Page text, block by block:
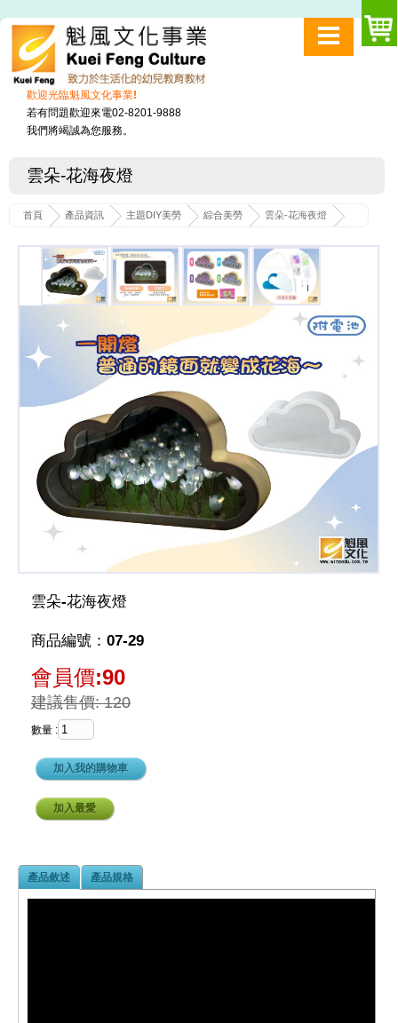
歡迎光臨魁風文化事業!
若有問題歡迎來電02-8201-9888
我們將竭誠為您服務。
雲朵-花海夜燈
首頁 產品資訊 主題DIY美勞 綜合美勞 雲朵-花海夜燈
雲朵-花海夜燈
商品編號：07-29
會員價:90
建議售價: 120
數量 :
加入我的購物車
加入最愛
產品敘述 產品規格